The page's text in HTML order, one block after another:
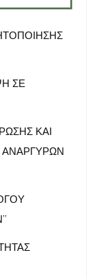
ΣΕ
ΚΑΙ
ΑΝΑΡΓΥΡΩΝ